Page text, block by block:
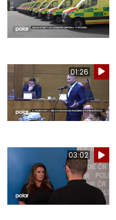
01:26
03:02